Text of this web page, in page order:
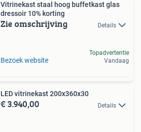
Vitrinekast staal hoog buffetkast glas
dressoir 10% korting
Zie omschrijving Details
Bezoek website
Topadvertentie
Vandaag
LED vitrinekast 200x360x30
€ 3.940,00 Details